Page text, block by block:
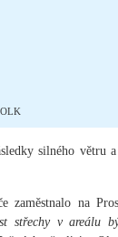
silného větru
zaměstnalo na
střechy v areálu